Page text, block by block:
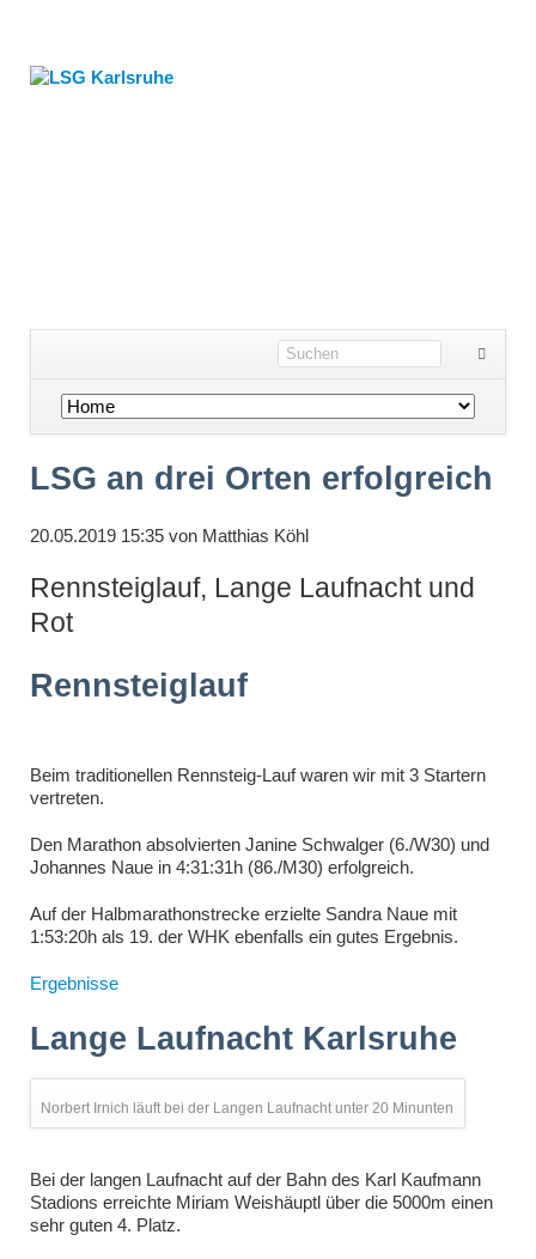
Navigation
LSG an drei Orten erfolgreich
20.05.2019 15:35von Matthias Köhl
Rennsteiglauf, Lange Laufnacht und
Rot
Rennsteiglauf
Beim traditionellen Rennsteig-Lauf waren wir mit 3 Startern
vertreten.
Den Marathon absolvierten Janine Schwalger (6./W30) und
Johannes Naue in 4:31:31h (86./M30) erfolgreich.
Auf der Halbmarathonstrecke erzielte Sandra Naue mit
1:53:20h als 19. der WHK ebenfalls ein gutes Ergebnis.
Ergebnisse
Lange Laufnacht Karlsruhe
Norbert Irnich läuft bei der Langen Laufnacht unter 20 Minunten
Bei der langen Laufnacht auf der Bahn des Karl Kaufmann
Stadions erreichte Miriam Weishäuptl über die 5000m einen
sehr guten 4. Platz.